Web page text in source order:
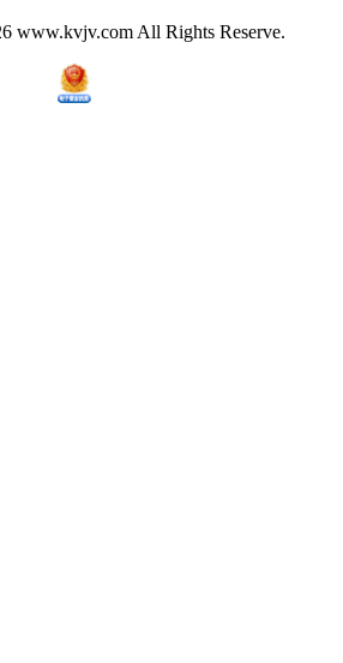
www.kvjv.com All Rights Reserve.